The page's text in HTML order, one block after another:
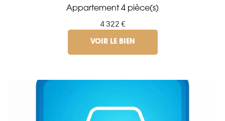
Appartement 4 pièce(s)
4 322 €
VOIR LE BIEN